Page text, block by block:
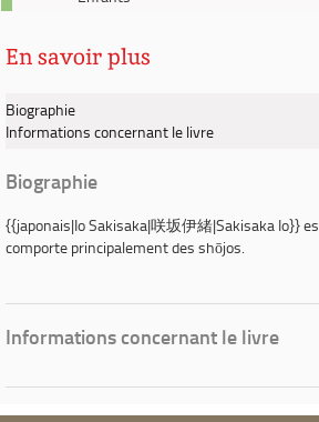
-
be
loved
be
left.
1
Io
En savoir plus
Biographie
Informations concernant le livre
Biographie
{{japonais|Io Sakisaka|咲坂伊緒|Sakisaka Io}}
comporte principalement des shōjos.
Informations concernant le livre